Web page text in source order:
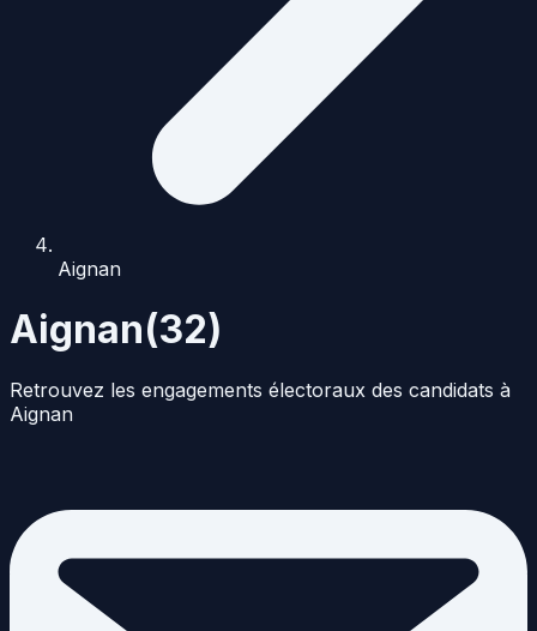
Aignan
Aignan(32)
Retrouvez les engagements électoraux des candidats à
Aignan